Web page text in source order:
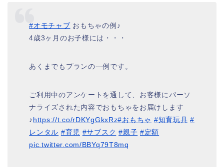
#オモチャブ おもちゃの例♪
4歳3ヶ月のお子様には・・・
あくまでもプランの一例です。
ご利用中のアンケートを通して、お客様にパーソ
ナライズされた内容でおもちゃをお届けします
♪https://t.co/rDKYgGkxRz#おもちゃ #知育玩具 #
レンタル #育児 #サブスク #親子 #定額
pic.twitter.com/BBYq79T8mq